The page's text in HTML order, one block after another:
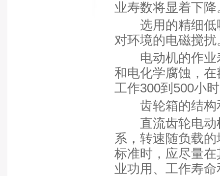
业寿数将显着下降
选用的精细低
对环境的电磁搅扰
电动机的作业
和电化学腐蚀，
工作300到500小
齿轮箱的结构
直流齿轮电动
系，转速随负载
标准时，应尽量
业功用、工作寿